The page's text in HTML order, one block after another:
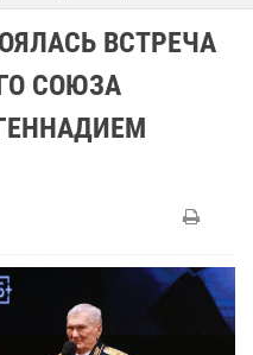
ВСТРЕЧА
СОЮЗА